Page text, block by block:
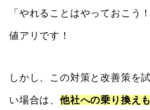
「やれることはやっておこう
値アリです！
しかし、この対策と改善策を
い場合は、 他社への乗り換え